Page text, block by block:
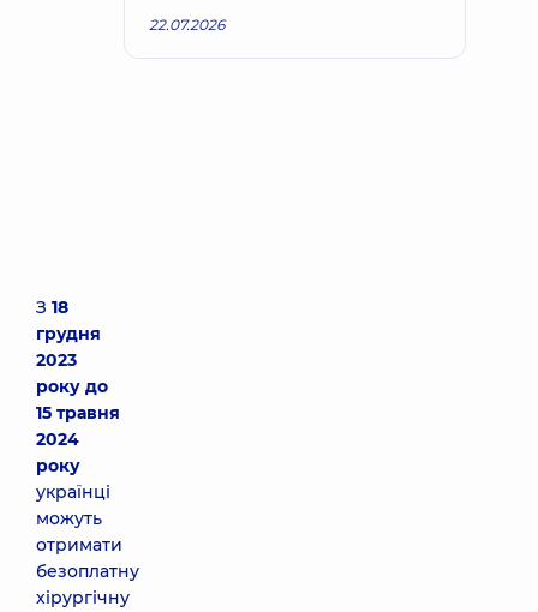
З 18
грудня
2023
року до
15 травня
2024
року
українці
можуть
отримати
безоплатну
хірургічну
22.07.2026